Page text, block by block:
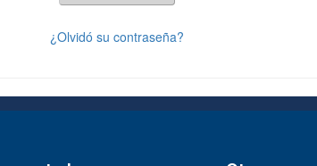
¿Olvidó su contraseña?